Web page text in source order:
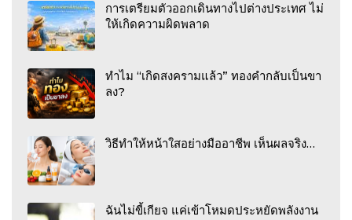
การเตรียมตัวออกเดินทางไปต่างประเทศ ไม่
ให้เกิดความผิดพลาด
ทำไม “เกิดสงครามแล้ว” ทองคำกลับเป็นขา
ลง?
วิธีทำให้หน้าใสอย่างมืออาชีพ เห็นผลจริง…
ฉันไม่ขี้เกียจ แค่เข้าโหมดประหยัดพลังงาน